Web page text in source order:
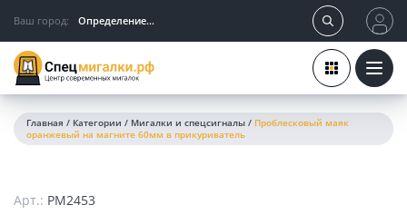
Ваш город: Определение...
Главная / Категории / Мигалки и спецсигналы / Проблесковый маяк
оранжевый на магните 60мм в прикуриватель
Арт.: PM2453